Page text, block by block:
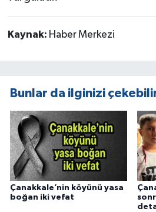
Kaynak: Haber Merkezi
Bunlar da ilginizi
Çanakkale’nin köyünü yasa
boğan iki vefat